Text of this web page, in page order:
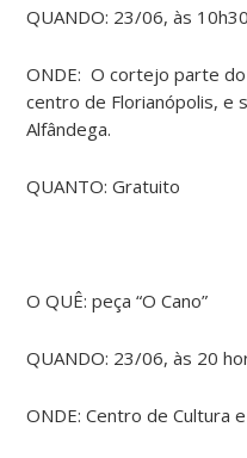
QUANDO: 23/06, às
ONDE: O cortejo parte do
centro de Florianópolis, e
Alfândega.
QUANTO: Gratuito
O QUÊ: peça “O Cano”
QUANDO: 23/06, às 20
ONDE: Centro de Cultura